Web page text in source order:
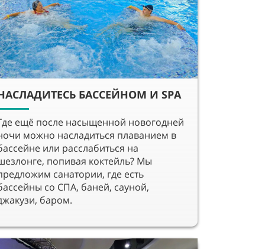
БАССЕЙНОМ И SPA
ещё после насыщенной новогодней
можно насладиться плаванием в
или расслабиться на
попивая коктейль? Мы
санатории, где есть
со СПА, баней, сауной,
баром.